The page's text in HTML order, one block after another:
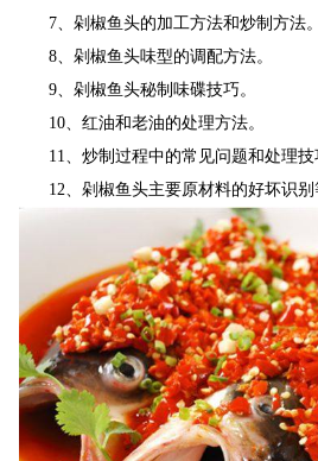
7、剁椒鱼头的加工方法和炒制方法。
8、剁椒鱼头味型的调配方法。
9、剁椒鱼头秘制味碟技巧。
10、红油和老油的处理方法。
11、炒制过程中的常见问题和处理技
12、剁椒鱼头主要原材料的好坏识别